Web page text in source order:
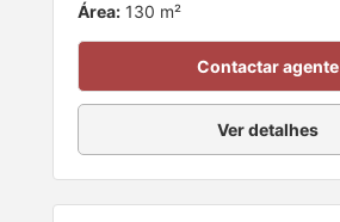
Área: 130 m²
Contactar agente
Ver detalhes